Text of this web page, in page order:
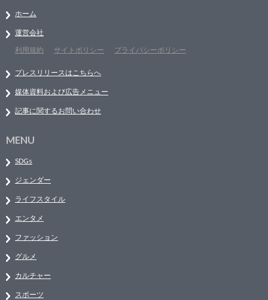
ホーム
運営会社
利用規約
サイトポリシー プライバシーポリシー
プレスリリースはこちらへ
媒体資料および広告メニュー
記事に関するお問い合わせ
MENU
SDGs
ジェンダー
ライフスタイル
エンタメ
ファッション
グルメ
カルチャー
スポーツ